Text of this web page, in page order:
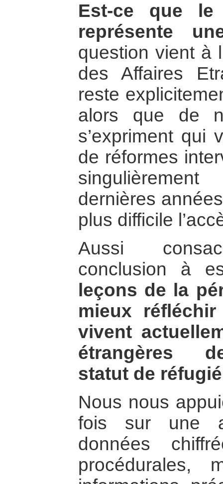
Est-ce que
représente
question vient à
des Affaires
reste
alors que de
s’expriment qui
de réformes
dernières
plus difficile
Aussi
conclusion à
leçons de la
mieux
vivent
étrangères
statut de
Nous nous
fois sur une
données
procédurales,